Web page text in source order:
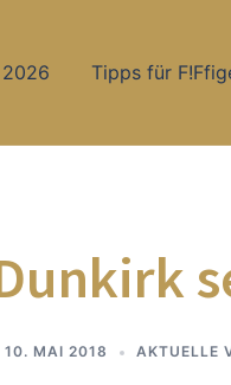
Tipps für
10. MAI 2018 AKTUELLE